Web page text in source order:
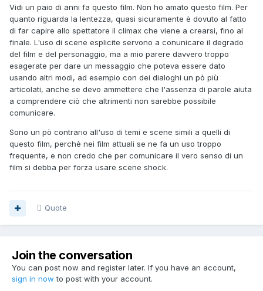
Vidi un paio di anni fa questo film. Non ho amato questo film. Per
quanto riguarda la lentezza, quasi sicuramente è dovuto al fatto
di far capire allo spettatore il climax che viene a crearsi, fino al
finale. L'uso di scene esplicite servono a conunicare il degrado
del film e del personaggio, ma a mio parere davvero troppo
esagerate per dare un messaggio che poteva essere dato
usando altri modi, ad esempio con dei dialoghi un pò più
articolati, anche se devo ammettere che l'assenza di parole aiuta
a comprendere ciò che altrimenti non sarebbe possibile
comunicare.
Sono un pò contrario all'uso di temi e scene simili a quelli di
questo film, perchè nei film attuali se ne fa un uso troppo
frequente, e non credo che per comunicare il vero senso di un
film si debba per forza usare scene shock.
Quote
Join the conversation
You can post now and register later. If you have an account,
sign in now to post with your account.